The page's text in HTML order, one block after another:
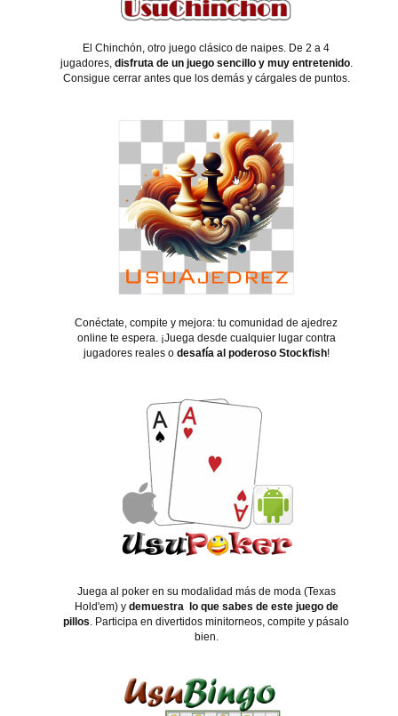
El Chinchón, otro juego clásico de naipes. De 2 a 4
jugadores, disfruta de un juego sencillo y muy entretenido.
Consigue cerrar antes que los demás y cárgales de puntos.
Conéctate, compite y mejora: tu comunidad de ajedrez
online te espera. ¡Juega desde cualquier lugar contra
jugadores reales o desafía al poderoso Stockfish!
Juega al poker en su modalidad más de moda (Texas
Hold'em) y demuestra lo que sabes de este juego de
pillos. Participa en divertidos minitorneos, compite y pásalo
bien.